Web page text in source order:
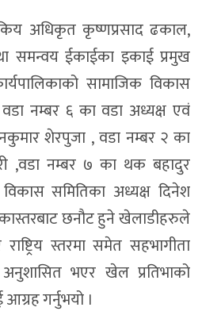
अधिकृत कृष्णप्रसाद ढकाल,
समन्वय ईकाईका इकाई प्रमुख
सामाजिक विकास
नम्बर ६ का वडा अध्यक्ष एवं
शेरपुजा , वडा नम्बर २ का
,वडा नम्बर ७ का थक बहादुर
समितिका अध्यक्ष दिनेश
छनौट हुने खेलाडीहरुले
स्तरमा समेत सहभागीता
भएर खेल प्रतिभाको
गर्नुभयो ।